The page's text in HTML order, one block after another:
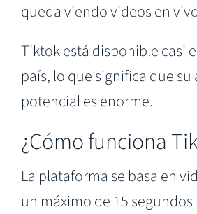
queda viendo videos en
Tiktok está disponible casi
país, lo que significa que su
potencial es enorme.
¿Cómo funciona
La plataforma se basa en
un máximo de 15 segundos